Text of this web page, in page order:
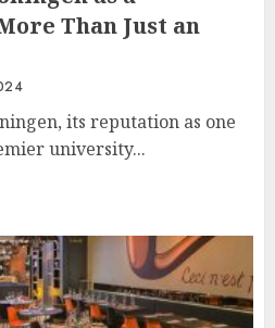
Than Just an
its reputation as one
university...